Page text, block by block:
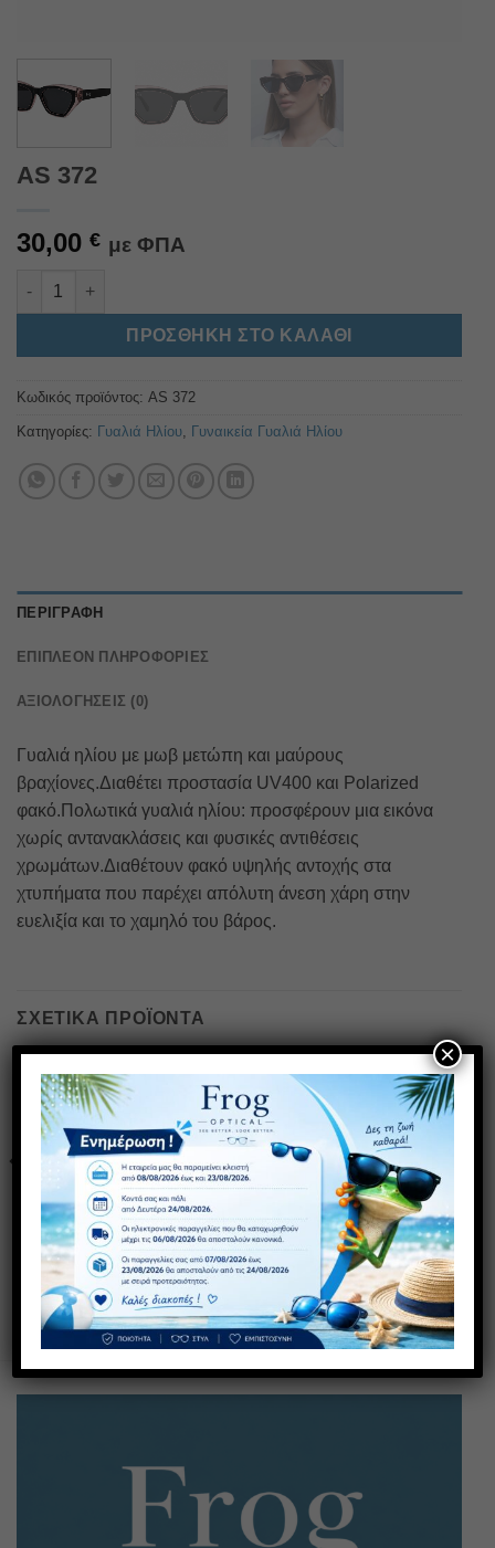
AS 372
30,00 € με ΦΠΑ
AS 372 ποσότητα
ΠΡΟΣΘΉΚΗ ΣΤΟ ΚΑΛΆΘΙ
Alternative:
Κωδικός προϊόντος: AS 372
Κατηγορίες: Γυαλιά Ηλίου Γυναικεία Γυαλιά Ηλίου
ΠΕΡΙΓΡΑΦΉ
ΕΠΙΠΛΈΟΝ ΠΛΗΡΟΦΟΡΊΕΣ
ΑΞΙΟΛΟΓΉΣΕΙΣ (0)
Γυαλιά ηλίου με μωβ μετώπη και μαύρους
βραχίονες.Διαθέτει προστασία UV400 και Polarized
φακό.Πολωτικά γυαλιά ηλίου: προσφέρουν μια εικόνα
χωρίς αντανακλάσεις και φυσικές αντιθέσεις
χρωμάτων.Διαθέτουν φακό υψηλής αντοχής στα
χτυπήματα που παρέχει απόλυτη άνεση χάρη στην
ευελιξία και το χαμηλό του βάρος.
ΣΧΕΤΙΚΆ ΠΡΟΪΌΝΤΑ
Πρόσθήκη
στην λίστα
επιθυμιών
SS 12
30,00€ με ΦΠΑ
Πρόσθήκη
στην λίστα
επιθυμιών
30,00€ με ΦΠΑ
×